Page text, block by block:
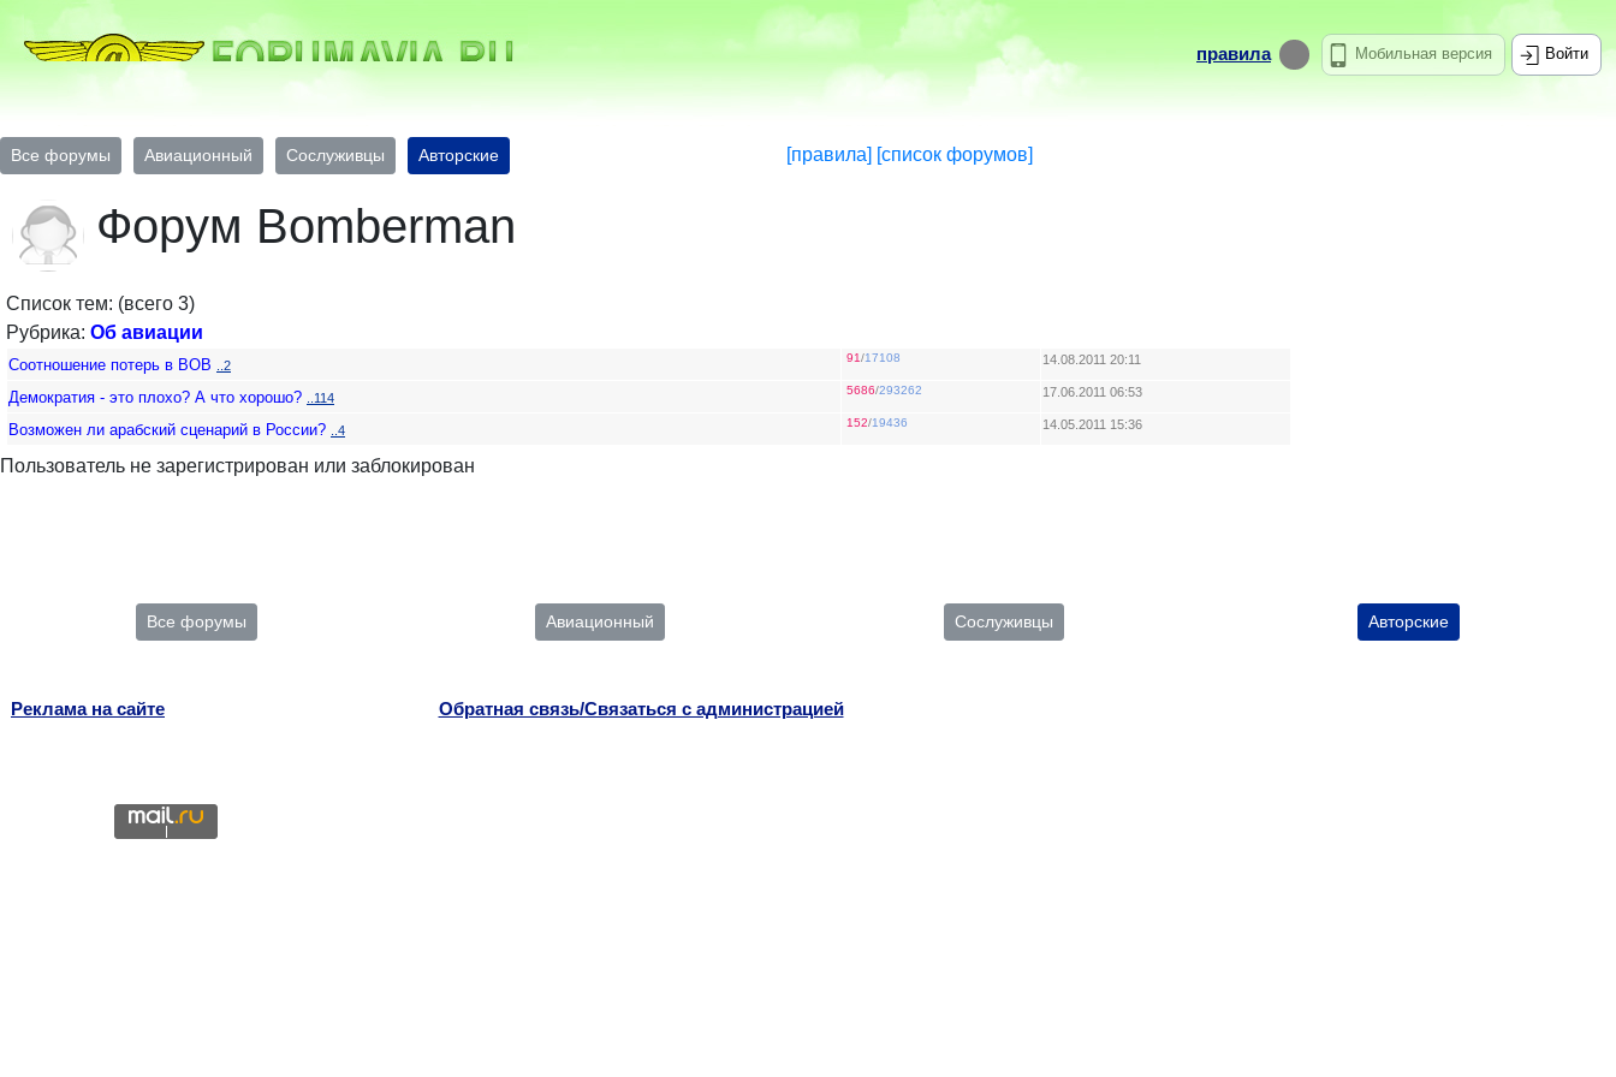
Мобильная версия
правила Войти
Все форумы Авиационный Сослуживцы Авторские [правила] [список форумов]
Форум Bomberman
Список тем: (всего 3)
Рубрика: Об авиации
Соотношение потерь в ВОВ ..2
91/17108 14.08.2011 20:11
Демократия - это плохо? А что хорошо? ..114
5686/293262 17.06.2011 06:53
Возможен ли арабский сценарий в России? ..4
152/19436 14.05.2011 15:36
Пользователь не зарегистрирован или заблокирован
Все форумы Авиационный Сослуживцы Авторские
Реклама на сайте Обратная связь/Связаться с администрацией